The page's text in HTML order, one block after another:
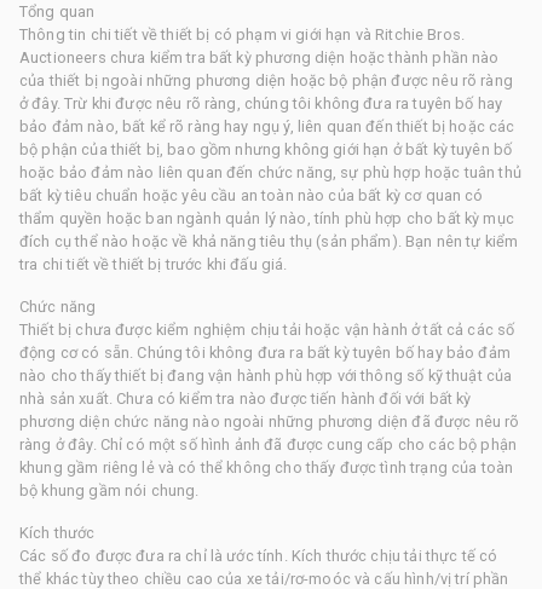
Tổng quan
Thông tin chi tiết về thiết bị có phạm vi giới hạn và Ritchie Bros.
Auctioneers chưa kiểm tra bất kỳ phương diện hoặc thành phần nào
của thiết bị ngoài những phương diện hoặc bộ phận được nêu rõ ràng
ở đây. Trừ khi được nêu rõ ràng, chúng tôi không đưa ra tuyên bố hay
bảo đảm nào, bất kể rõ ràng hay ngụ ý, liên quan đến thiết bị hoặc các
bộ phận của thiết bị, bao gồm nhưng không giới hạn ở bất kỳ tuyên bố
hoặc bảo đảm nào liên quan đến chức năng, sự phù hợp hoặc tuân thủ
bất kỳ tiêu chuẩn hoặc yêu cầu an toàn nào của bất kỳ cơ quan có
thẩm quyền hoặc ban ngành quản lý nào, tính phù hợp cho bất kỳ mục
đích cụ thể nào hoặc về khả năng tiêu thụ (sản phẩm). Bạn nên tự kiểm
tra chi tiết về thiết bị trước khi đấu giá.
Chức năng
Thiết bị chưa được kiểm nghiệm chịu tải hoặc vận hành ở tất cả các số
động cơ có sẵn. Chúng tôi không đưa ra bất kỳ tuyên bố hay bảo đảm
nào cho thấy thiết bị đang vận hành phù hợp với thông số kỹ thuật của
nhà sản xuất. Chưa có kiểm tra nào được tiến hành đối với bất kỳ
phương diện chức năng nào ngoài những phương diện đã được nêu rõ
ràng ở đây. Chỉ có một số hình ảnh đã được cung cấp cho các bộ phận
khung gầm riêng lẻ và có thể không cho thấy được tình trạng của toàn
bộ khung gầm nói chung.
Kích thước
Các số đo được đưa ra chỉ là ước tính. Kích thước chịu tải thực tế có
thể khác tùy theo chiều cao của xe tải/rơ-moóc và cấu hình/vị trí phần